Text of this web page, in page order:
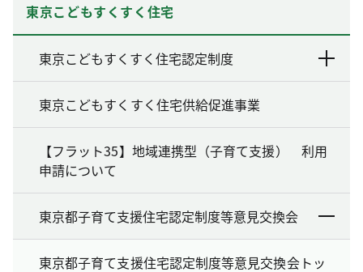
東京こどもすくすく住宅
東京こどもすくすく住宅認定制度
東京こどもすくすく住宅供給促進事業
【フラット35】地域連携型（子育て支援） 利用
申請について
東京都子育て支援住宅認定制度等意見交換会
東京都子育て支援住宅認定制度等意見交換会トッ